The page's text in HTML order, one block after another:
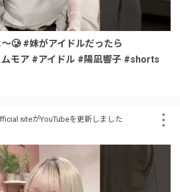
🥲 #妹がアイドルだったら
モア #アイドル #陽凪響子 #shorts
siteがYouTubeを更新しました